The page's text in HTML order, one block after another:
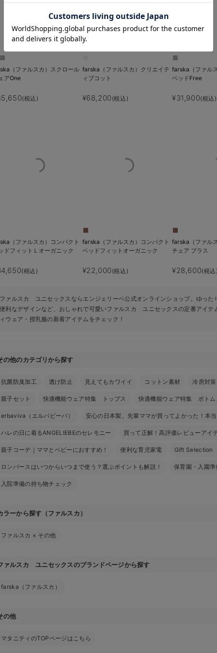
（ファルスカ）スクロール
アOne
(税込)
farska（ファルスカ）クリエイテ
ィブコット
¥68,200 (税込)
farska（ファル
ベッドFree
¥31,900(税込)
（ファルスカ）コンパクト
ドフィットＬオーガニック
(税込)
farska（ファルスカ）コンパクト
ベッドフィットオーガニック
¥22,000 (税込)
farska（ファル
チェア プラス
¥28,600(税
ファルスカ ユニセックスならエンジェリーベ公式オンラインショップ。ゆっ
便利なデザインなど、おしゃれで可愛いファルスカ ユニセックスの定番アイテ
ィウェア・授乳服の新着アイテムをチェック！
の他のカテゴリから探す
抗菌防臭加工 透け防止 見えてもカワイイ コットン素材 冷房対策
親子セット 快適機能ウェア特集 トップス 快適機能ウェア特集 ボトム
erbaviva（エルバビーバ） 安心の日本製。先輩ママが買ってよかった！本
ハレの日に着るANGELIEBEのセレモニー 買って正解！高評価レビューアイ
親子コーデ｜ママとベビーにおすすめ！ 便利な育児家電 Gift Selection
ロンパースはいつからいつまで使う？選ぶポイントも解説！ 保育園・入園
入院準備の持ち物チェック
ラーから探す（ファルスカ）
ファルスカ × その他
ァルスカ ユニセックスのブランドページから探す
farska（ファルスカ）
の他
マタニティのTOPページはこちら
お気に入り商品を確認する